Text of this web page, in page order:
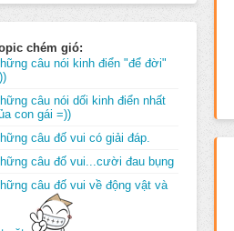
chém gió:
câu nói kinh điển "để đời"
câu nói dối kinh điển nhất
con gái =))
câu đố vui có giải đáp.
câu đố vui...cười đau bụng
câu đố vui về động vật và